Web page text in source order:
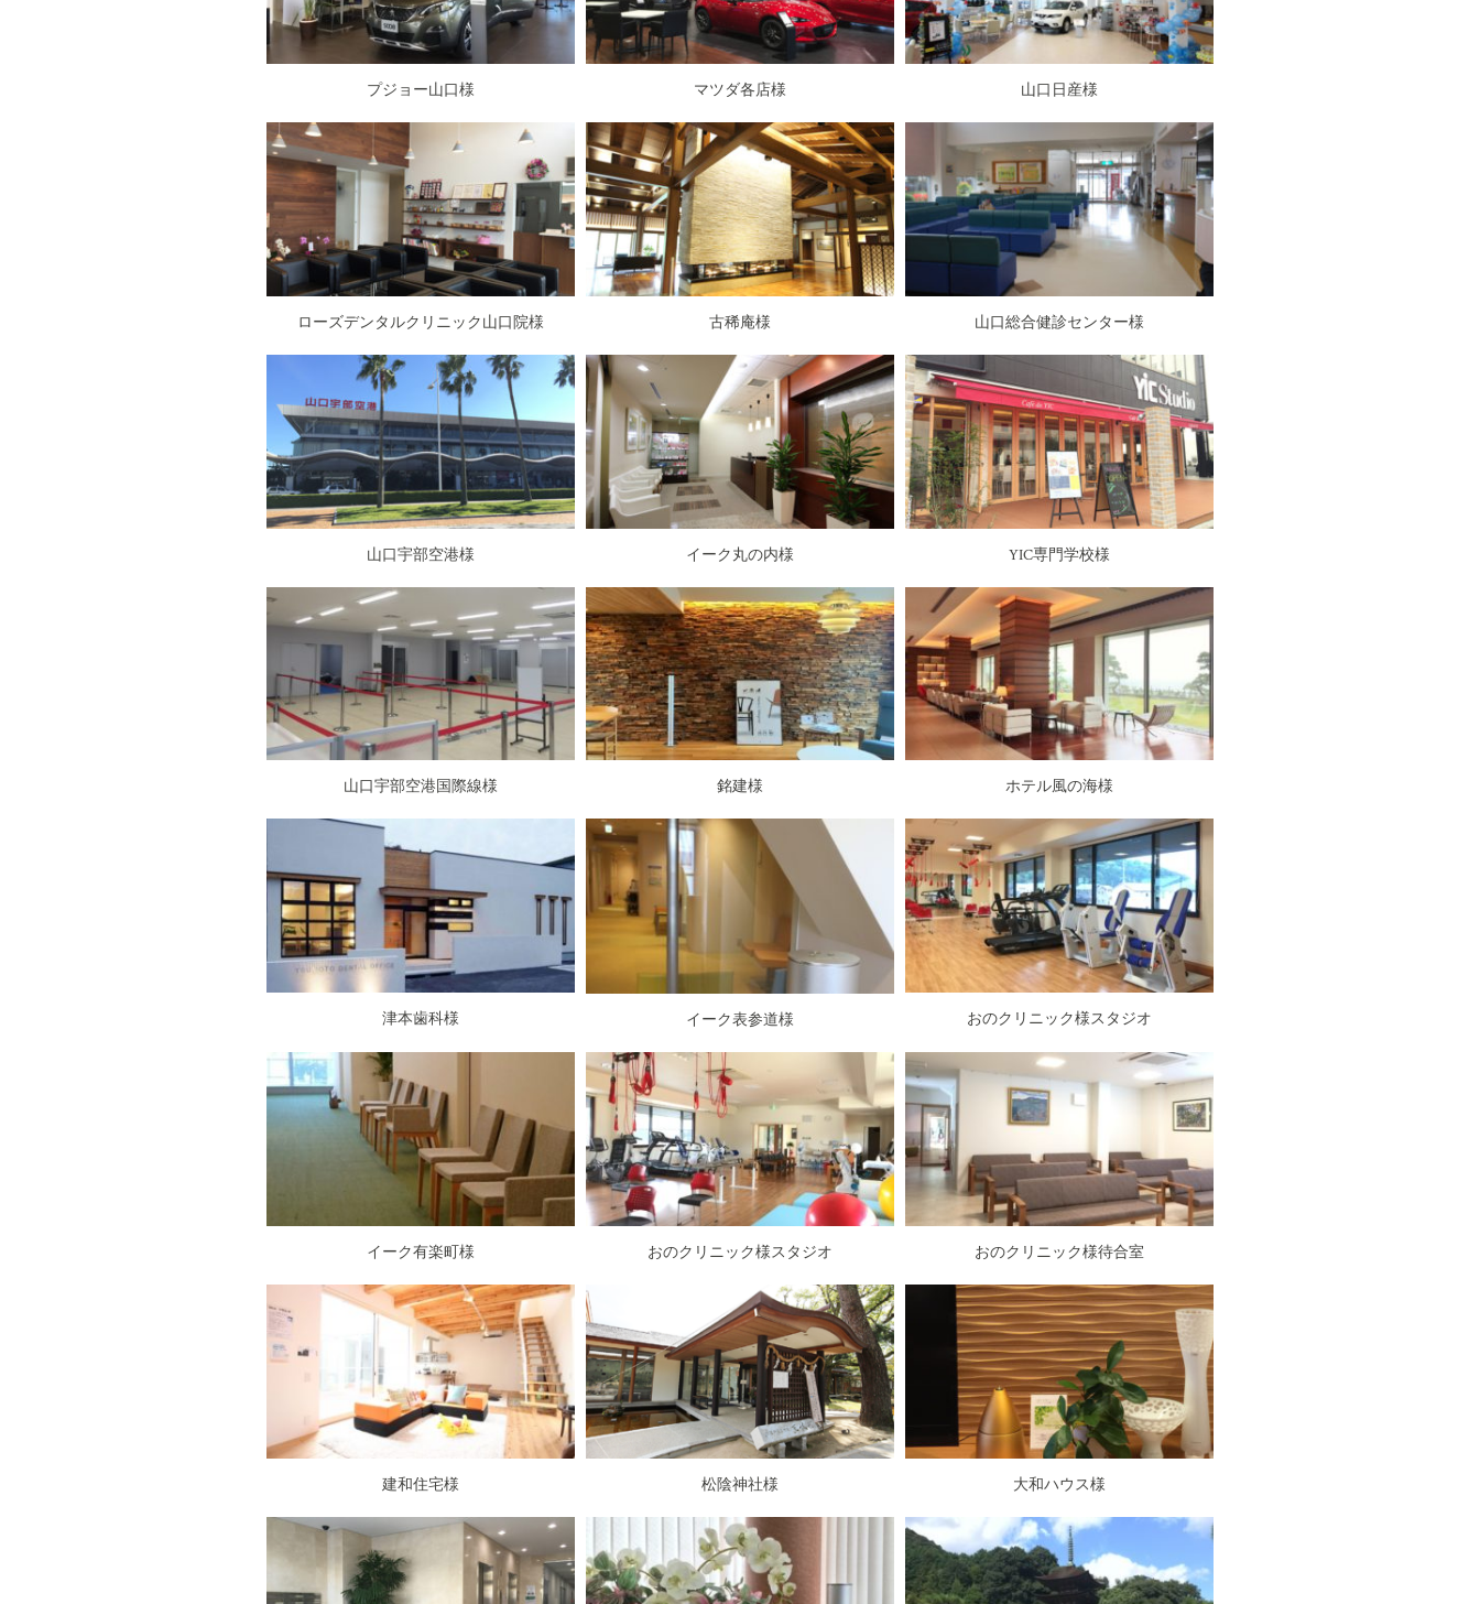
プジョー山口様 マツダ各店様 山口日産様
ローズデンタルクリニック山口院様 古稀庵様 山口総合健診センター様
山口宇部空港様 イーク丸の内様 YIC専門学校様
山口宇部空港国際線様 銘建様 ホテル風の海様
津本歯科様 イーク表参道様 おのクリニック様スタジオ
イーク有楽町様 おのクリニック様スタジオ おのクリニック様待合室
建和住宅様 松陰神社様 大和ハウス様